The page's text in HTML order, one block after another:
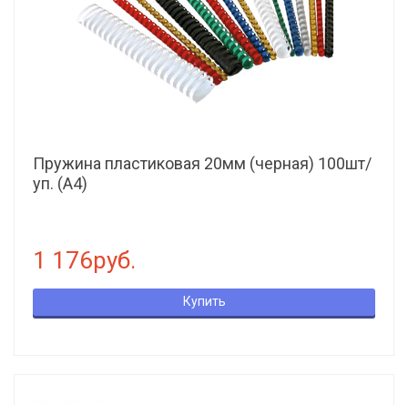
Пружина пластиковая 20мм (черная) 100шт/
уп. (А4)
1 176руб.
Купить